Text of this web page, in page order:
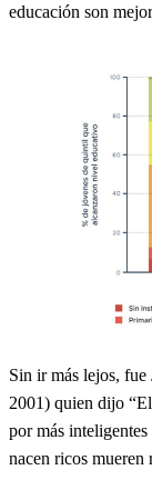
educación son
Sin ir más lejos,
2001) quien dijo
por más
nacen ricos mueren